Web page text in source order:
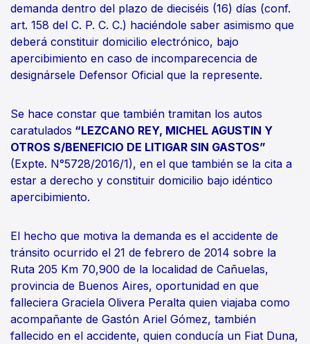
demanda dentro del plazo de dieciséis (16) días (conf.
art. 158 del C. P. C. C.) haciéndole saber asimismo que
deberá constituir domicilio electrónico, bajo
apercibimiento en caso de incomparecencia de
designársele Defensor Oficial que la represente.
Se hace constar que también tramitan los autos
caratulados “LEZCANO REY, MICHEL AGUSTIN Y
OTROS S/BENEFICIO DE LITIGAR SIN GASTOS”
(Expte. N°5728/2016/1), en el que también se la cita a
estar a derecho y constituir domicilio bajo idéntico
apercibimiento.
El hecho que motiva la demanda es el accidente de
tránsito ocurrido el 21 de febrero de 2014 sobre la
Ruta 205 Km 70,900 de la localidad de Cañuelas,
provincia de Buenos Aires, oportunidad en que
falleciera Graciela Olivera Peralta quien viajaba como
acompañante de Gastón Ariel Gómez, también
fallecido en el accidente, quien conducía un Fiat Duna,